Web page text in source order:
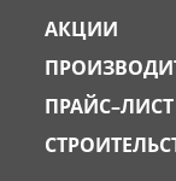
АКЦИИ
ПРАЙС–ЛИСТ